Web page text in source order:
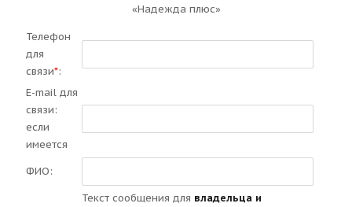
«Надежда плюс»
Телефон
для
связи*:
E-mail для
связи:
если
имеется
ФИО:
Текст сообщения для владельца и